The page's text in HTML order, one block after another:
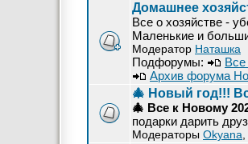
Домашнее
Все о хозяйстве -
Маленькие и
Модератор Наташка
Подфорумы: Все
Архив форума
🎄 Новый год!!!
🎄 Все к Новому
подарки дарить
Модераторы Okyana